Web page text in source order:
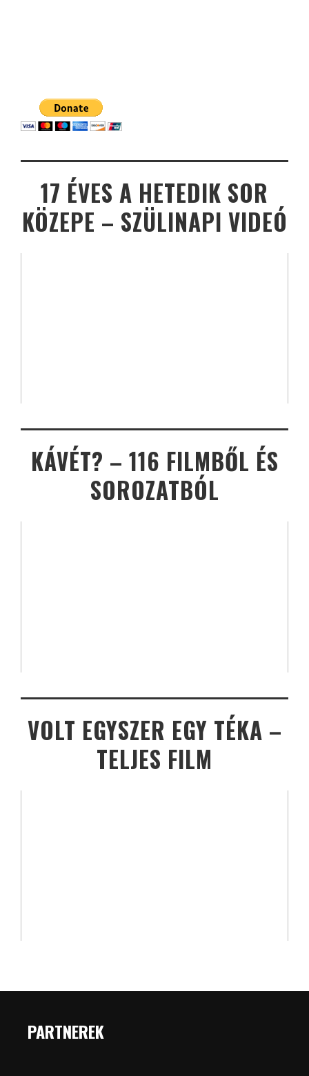
17 ÉVES A HETEDIK SOR
KÖZEPE – SZÜLINAPI VIDEÓ
KÁVÉT? – 116 FILMBŐL ÉS
SOROZATBÓL
VOLT EGYSZER EGY TÉKA –
TELJES FILM
PARTNEREK